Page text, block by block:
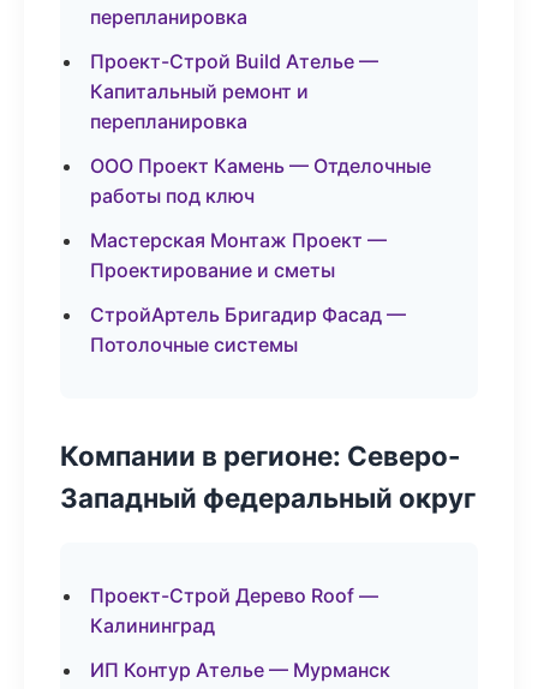
перепланировка
Проект-Строй Build Ателье —
Капитальный ремонт и
перепланировка
ООО Проект Камень — Отделочные
работы под ключ
Мастерская Монтаж Проект —
Проектирование и сметы
СтройАртель Бригадир Фасад —
Потолочные системы
Компании в регионе: Северо-
Западный федеральный округ
Проект-Строй Дерево Roof —
Калининград
ИП Контур Ателье — Мурманск